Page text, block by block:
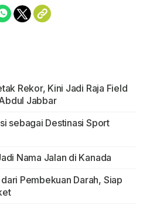
Rekor, Kini Jadi Raja Field
Jabbar
sebagai Destinasi Sport
Nama Jalan di Kanada
Pembekuan Darah, Siap